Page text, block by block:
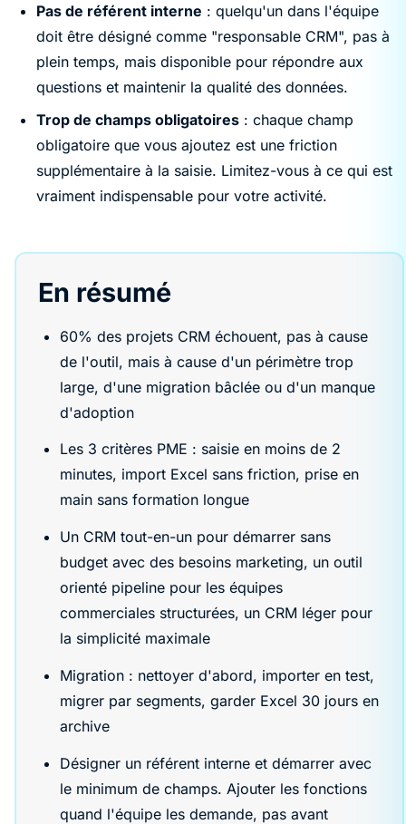
Pas de référent interne : quelqu'un dans l'équipe
doit être désigné comme "responsable CRM", pas à
plein temps, mais disponible pour répondre aux
questions et maintenir la qualité des données.
Trop de champs obligatoires : chaque champ
obligatoire que vous ajoutez est une friction
supplémentaire à la saisie. Limitez-vous à ce qui est
vraiment indispensable pour votre activité.
En résumé
60% des projets CRM échouent, pas à cause
de l'outil, mais à cause d'un périmètre trop
large, d'une migration bâclée ou d'un manque
d'adoption
Les 3 critères PME : saisie en moins de 2
minutes, import Excel sans friction, prise en
main sans formation longue
Un CRM tout-en-un pour démarrer sans
budget avec des besoins marketing, un outil
orienté pipeline pour les équipes
commerciales structurées, un CRM léger pour
la simplicité maximale
Migration : nettoyer d'abord, importer en test,
migrer par segments, garder Excel 30 jours en
archive
Désigner un référent interne et démarrer avec
le minimum de champs. Ajouter les fonctions
quand l'équipe les demande, pas avant